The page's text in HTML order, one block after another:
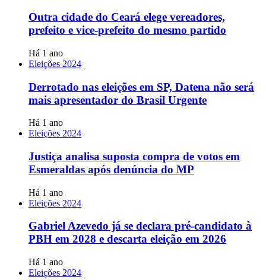
Outra cidade do Ceará elege vereadores,
prefeito e vice-prefeito do mesmo partido
Há 1 ano
Eleições 2024
Derrotado nas eleições em SP, Datena não será
mais apresentador do Brasil Urgente
Há 1 ano
Eleições 2024
Justiça analisa suposta compra de votos em
Esmeraldas após denúncia do MP
Há 1 ano
Eleições 2024
Gabriel Azevedo já se declara pré-candidato à
PBH em 2028 e descarta eleição em 2026
Há 1 ano
Eleições 2024